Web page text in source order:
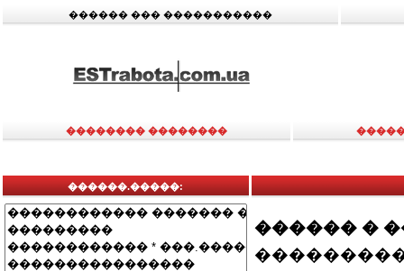
������ ��� �����������
�������� ��������
������.�����:
������ �